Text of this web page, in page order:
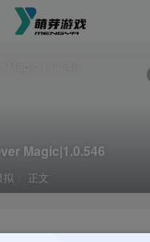
Magic|1.0.546
拟 正文